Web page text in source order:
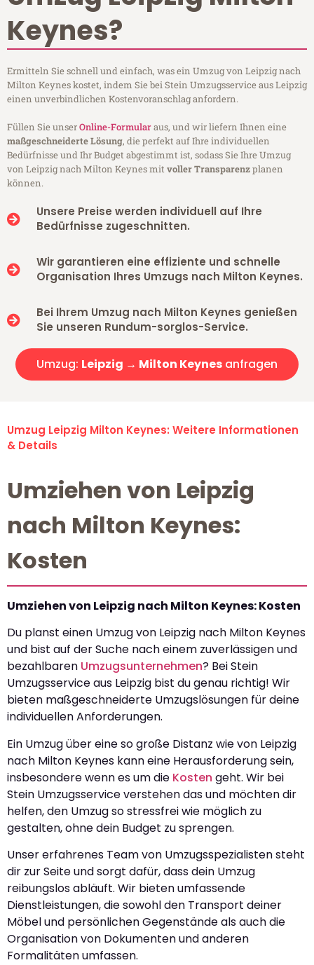
Keynes?
Ermitteln Sie schnell und einfach, was ein Umzug von Leipzig nach
Milton Keynes kostet, indem Sie bei Stein Umzugsservice aus Leipzig
einen unverbindlichen Kostenvoranschlag anfordern.
Füllen Sie unserOnline-Formularaus, und wir liefern Ihnen eine
maßgeschneiderte Lösung, die perfekt auf Ihre individuellen
Bedürfnisse und Ihr Budget abgestimmt ist, sodass Sie Ihre Umzug
von Leipzig nach Milton Keynes mitvoller Transparenzplanen
können.
Unsere Preise werden individuell auf Ihre
Bedürfnisse zugeschnitten.
Wir garantieren eine effiziente und schnelle
Organisation Ihres Umzugs nach Milton Keynes.
Bei Ihrem Umzug nach Milton Keynes genießen
Sie unseren Rundum-sorglos-Service.
Umzug: Leipzig → Milton Keynes anfragen
Umzug Leipzig Milton Keynes: Weitere Informationen
& Details
Umziehen von Leipzig
nach Milton Keynes:
Kosten
Umziehen von Leipzig nach Milton Keynes: Kosten
Du planst einen Umzug von Leipzig nach Milton Keynes
und bist auf der Suche nach einem zuverlässigen und
bezahlbaren Umzugsunternehmen? Bei Stein
Umzugsservice aus Leipzig bist du genau richtig! Wir
bieten maßgeschneiderte Umzugslösungen für deine
individuellen Anforderungen.
Ein Umzug über eine so große Distanz wie von Leipzig
nach Milton Keynes kann eine Herausforderung sein,
insbesondere wenn es um die Kosten geht. Wir bei
Stein Umzugsservice verstehen das und möchten dir
helfen, den Umzug so stressfrei wie möglich zu
gestalten, ohne dein Budget zu sprengen.
Unser erfahrenes Team von Umzugsspezialisten steht
dir zur Seite und sorgt dafür, dass dein Umzug
reibungslos abläuft. Wir bieten umfassende
Dienstleistungen, die sowohl den Transport deiner
Möbel und persönlichen Gegenstände als auch die
Organisation von Dokumenten und anderen
Formalitäten umfassen.